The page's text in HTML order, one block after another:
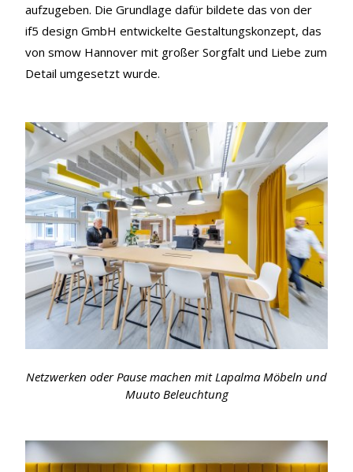
aufzugeben. Die Grundlage dafür bildete das von der
if5 design GmbH entwickelte Gestaltungskonzept, das
von smow Hannover mit großer Sorgfalt und Liebe zum
Detail umgesetzt wurde.
Netzwerken oder Pause machen mit Lapalma Möbeln und
Muuto Beleuchtung